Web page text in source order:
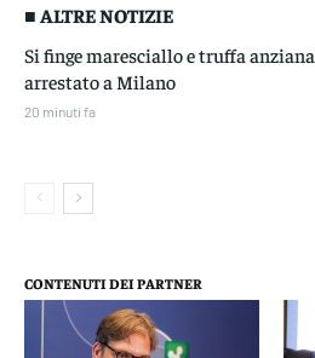
■ ALTRE NOTIZIE
Si finge maresciallo e truffa anziana,
arrestato a Milano
20 minuti fa
CONTENUTI DEI PARTNER